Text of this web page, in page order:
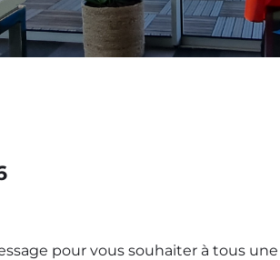
pour vous souhaiter à tous